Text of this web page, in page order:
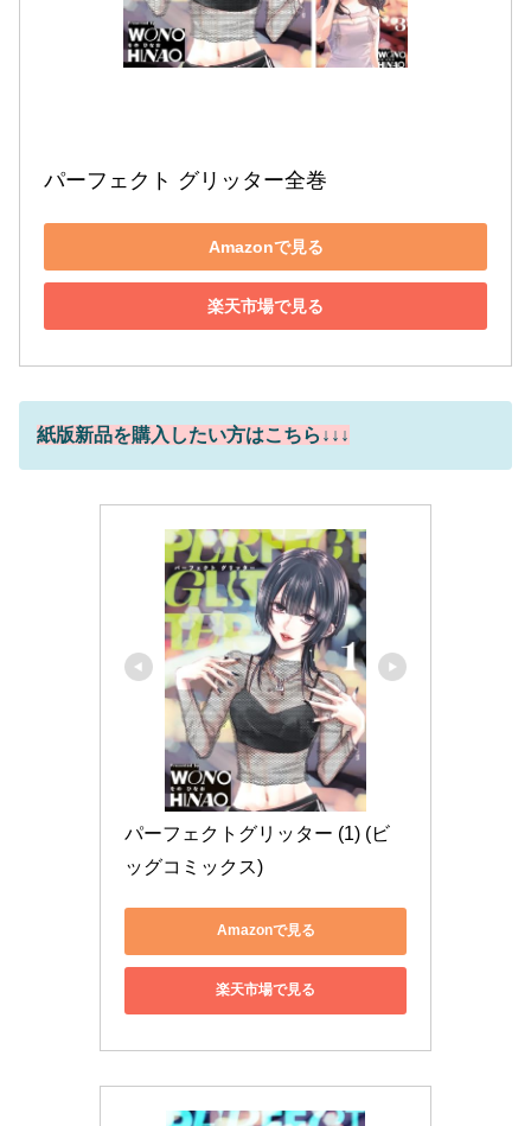
パーフェクト グリッター全巻
Amazonで見る
楽天市場で見る
紙版新品を購入したい方はこちら↓↓↓
パーフェクトグリッター (1) (ビ
ッグコミックス)
Amazonで見る
楽天市場で見る